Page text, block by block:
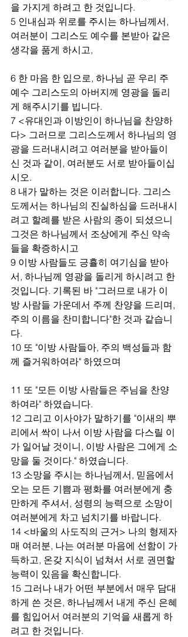
을 가지게 하려고 한 것입니다.
5 인내심과 위로를 주시는 하나님께서,
여러분이 그리스도 예수를 본받아 같은
생각을 품게 하시고,
6 한 마음 한 입으로, 하나님 곧 우리 주
예수 그리스도의 아버지께 영광을 돌리
게 해주시기를 빕니다.
7 <유대인과 이방인이 하나님을 찬양하
다> 그러므로 그리스도께서 하나님의 영
광을 드러내시려고 여러분을 받아들이
신 것과 같이, 여러분도 서로 받아들이십
시오.
8 내가 말하는 것은 이러합니다. 그리스
도께서는 하나님의 진실하심을 드러내시
려고 할례를 받은 사람의 종이 되셨으니
그것은 하나님께서 조상에게 주신 약속
들을 확증하시고
9 이방 사람들도 긍휼히 여기심을 받아
서, 하나님께 영광을 돌리게 하시려고 한
것입니다. 기록된 바 "그러므로 내가 이
방 사람들 가운데서 주께 찬양을 드리며,
주의 이름을 찬미합니다"한 것과 같습니
다.
10 또 "이방 사람들아, 주의 백성들과 함
께 즐거워하여라" 하였으며
11 또 "모든 이방 사람들은 주님을 찬양
하여라" 하였습니다.
12 그리고 이사야가 말하기를 "이새의 뿌
리에서 싹이 나서 이방 사람을 다스릴 이
가 일어날 것이니, 이방 사람은 그에게 소
망을 둘 것이다." 하였습니다.
13 소망을 주시는 하나님께서, 믿음에서
오는 모든 기쁨과 평화를 여러분에게 충
만하게 주셔서, 성령의 능력으로 소망이
여러분에게 차고 넘치기를 바랍니다.
14 <바울의 사도직의 근거> 나의 형제자
매 여러분, 나는 여러분 마음에 선함이 가
득하고, 온갖 지식이 넘쳐서 서로 권면할
능력이 있음을 확신합니다.
15 그러나 내가 어떤 부분에서 매우 담대
하게 쓴 것은, 하나님께서 내게 주신 은혜
를 힘입어서 여러분의 기억을 새롭게 하
려고 한 것입니다.